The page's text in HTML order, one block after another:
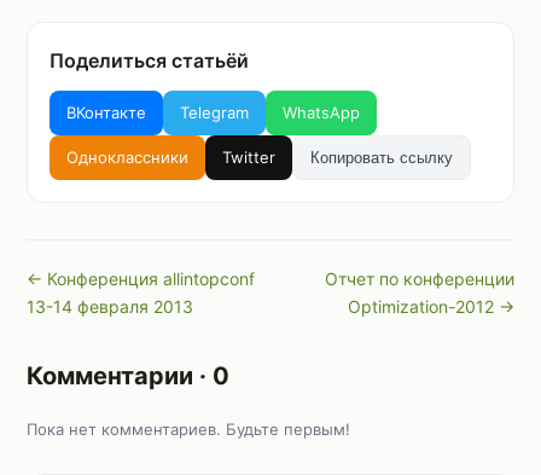
Поделиться статьёй
ВКонтакте Telegram WhatsApp
Одноклассники Twitter Копировать ссылку
← Конференция allintopconf
13-14 февраля 2013
Отчет по конференции
Optimization-2012 →
Комментарии · 0
Пока нет комментариев. Будьте первым!